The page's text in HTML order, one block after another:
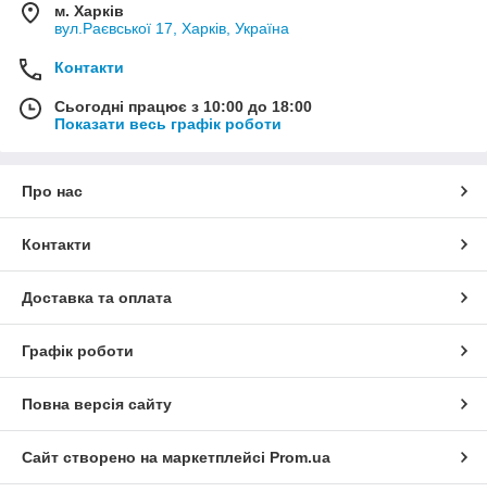
м. Харків
вул.Раєвської 17, Харків, Україна
Контакти
Сьогодні працює з 10:00 до 18:00
Показати весь графік роботи
Про нас
Контакти
Доставка та оплата
Графік роботи
Повна версія сайту
Сайт створено на маркетплейсі Prom.ua